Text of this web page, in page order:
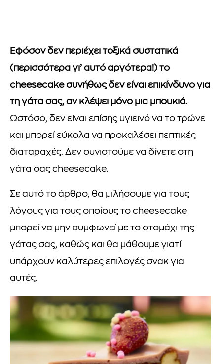
Εφόσον δεν περιέχει τοξικά συστατικά
(περισσότερα γι’ αυτό αργότερα!) το
cheesecake συνήθως δεν είναι επικίνδυνο για
τη γάτα σας, αν κλέψει μόνο μια μπουκιά.
Ωστόσο, δεν είναι επίσης υγιεινό να το τρώνε
και μπορεί εύκολα να προκαλέσει πεπτικές
διαταραχές. Δεν συνιστούμε να δίνετε στη
γάτα σας cheesecake.
Σε αυτό το άρθρο, θα μιλήσουμε για τους
λόγους για τους οποίους το cheesecake
μπορεί να μην συμφωνεί με το στομάχι της
γάτας σας, καθώς και θα μάθουμε γιατί
υπάρχουν καλύτερες επιλογές σνακ για
αυτές.